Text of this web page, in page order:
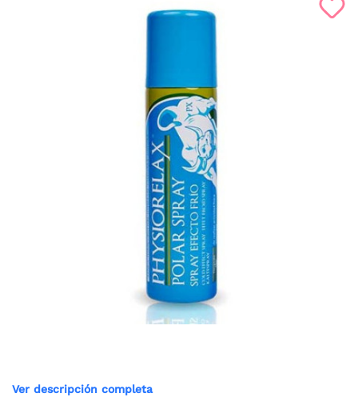
Ver descripción completa